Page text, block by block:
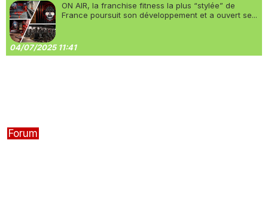
ON AIR, la franchise fitness la plus “stylée” de
France poursuit son développement et a ouvert se...
04/07/2025 11:41
Forum